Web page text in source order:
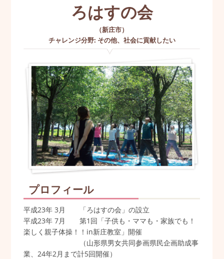
ろはすの会
（新庄市）
チャレンジ分野: その他、 社会に貢献したい
プロフィール
平成23年 3月 「ろはすの会」の設立
平成23年 7月 第1回「子供も・ママも・家族でも！
楽しく親子体操！！in新庄教室」開催
（山形県男女共同参画県民企画助成事
業、24年2月まで計5回開催）